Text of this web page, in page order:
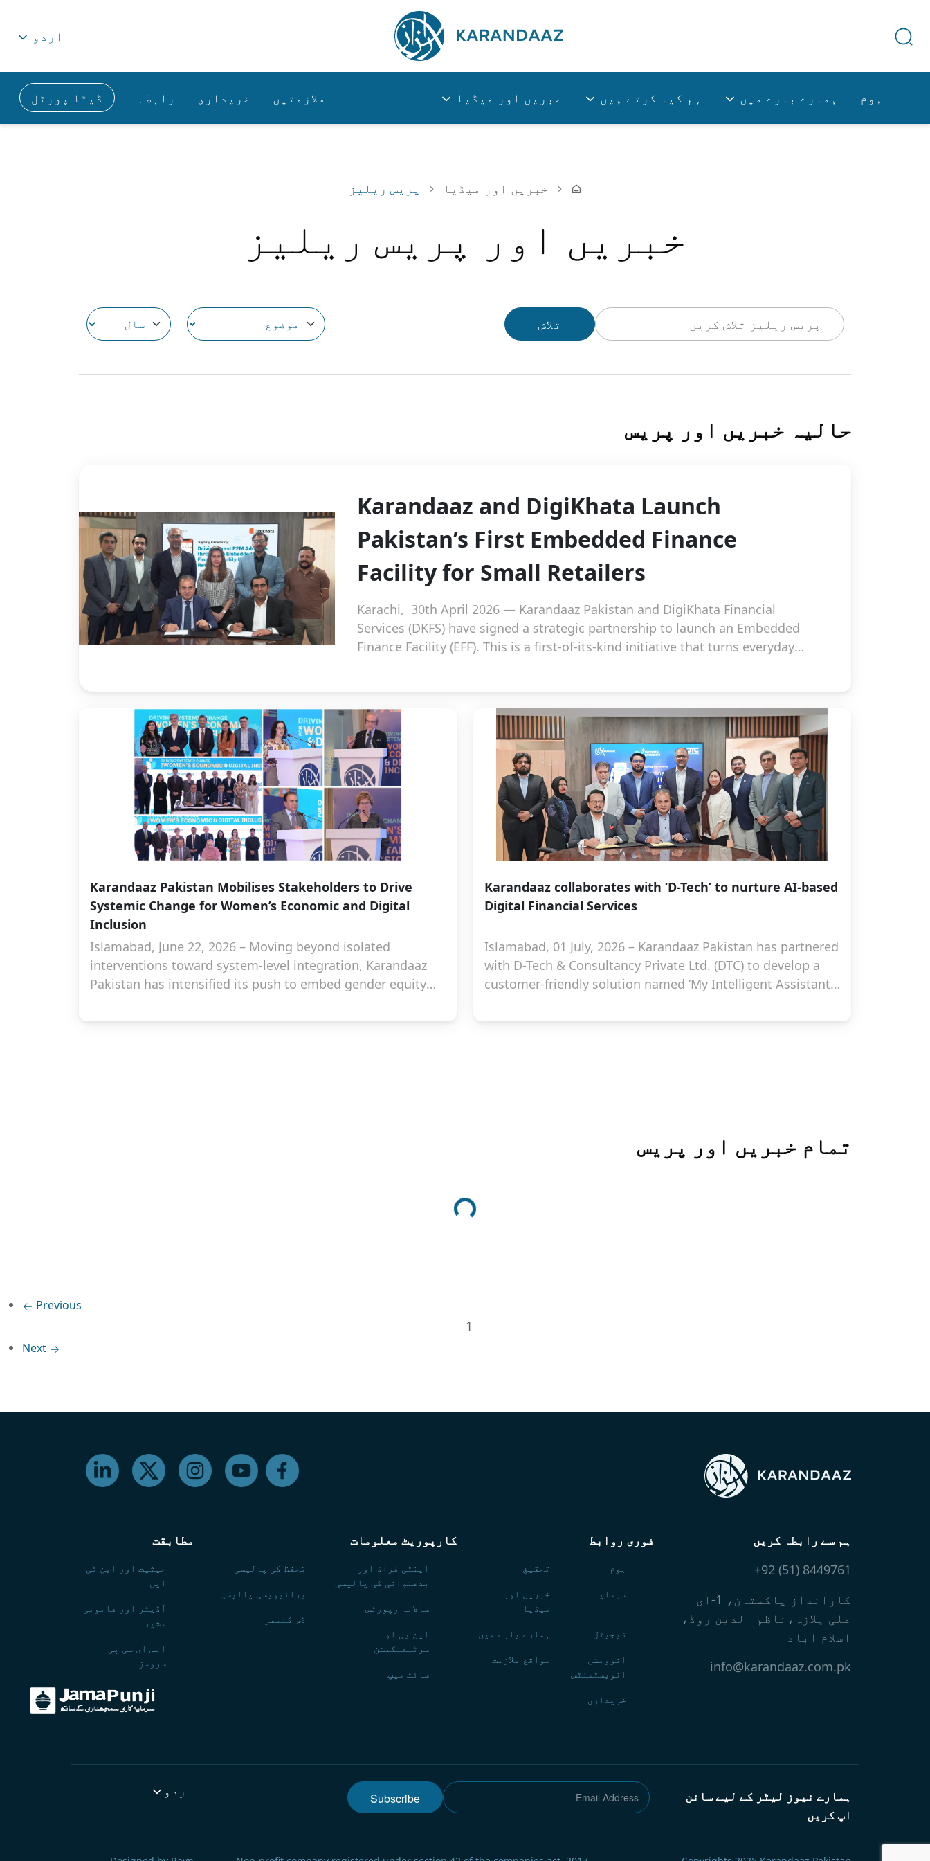
اردو
ہوم ہمارے بارے میں ہم کیا کرتے ہیں خبریں اور میڈیا ملازمتیں خریداری رابطہ ڈیٹا پورٹل
خبریں اور میڈیا پریس ریلیز
خبریں اور پریس ریلیز
حالیہ خبریں اور پریس
Karandaaz and DigiKhata Launch
Pakistan’s First Embedded Finance
Facility for Small Retailers
Karachi, 30th April 2026 — Karandaaz Pakistan and DigiKhata Financial
Services (DKFS) have signed a strategic partnership to launch an Embedded
Finance Facility (EFF). This is a first-of-its-kind initiative that turns everyday
Karandaaz collaborates with ‘D-Tech’ to nurture AI-based
Digital Financial Services
Islamabad, 01 July, 2026 – Karandaaz Pakistan has partnered
with D-Tech & Consultancy Private Ltd. (DTC) to develop a
customer-friendly solution named ‘My Intelligent Assistant’
is a Context-Aware AI Companion
Karandaaz Pakistan Mobilises Stakeholders to Drive
Systemic Change for Women’s Economic and Digital
Inclusion
Islamabad, June 22, 2026 – Moving beyond isolated
interventions toward system-level integration, Karandaaz
Pakistan has intensified its push to embed gender equity
its Women Economic and Digital Inclusion (WEDI) initiative,
تمام خبریں اور پریس
Previous
1
Next
ہم سے رابطہ کریں
8449761 (51) 92+
کارانداز پاکستان، 1-ای
علی پلازہ،ناظم الدین روڈ،
اسلام آباد
info@karandaaz.com.pk
فوری روابط
ہوم
تحقیق
سرمایہ
خبریں اور
میڈیا
ڈیجیٹل
ہمارے بارے میں
انوویشن
انویسٹمنٹس
مواقعِ ملازمت
خریداری
کارپوریٹ معلومات
اینٹی فراڈ اور
بدعنوانی کی پالیسی
سالانہ رپورٹس
این پی او
سرٹیفیکیشن
سائٹ میپ
تحفظ کی پالیسی
پرائیویسی پالیسی
ڈس کلیمر
مطابقت
حیثیت اور این ٹی
این
آڈیٹر اور قانونی
مشیر
ایس ای سی پی
سروسز
ہمارے نیوز لیٹر کے لیے سائن
اپ کریں
Subscribe اردو